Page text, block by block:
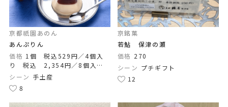
京都祇園あのん
あんぷりん
価格 1個 税込529円／4個入
り 税込 2,354円／8個入
り 税込 4,590円 ／ １２個
入り 税込 6,825円
シーン 手土産
8
京銘菓
若鮎 保津の瀬
価格 270
シーン プチギフト
12